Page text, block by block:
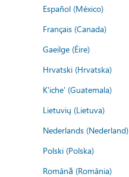
Español (México)
Français (Canada)
Gaeilge (Éire)
Hrvatski (Hrvatska)
K'iche' (Guatemala)
Lietuvių (Lietuva)
Nederlands (Nederland)
Polski (Polska)
Română (România)